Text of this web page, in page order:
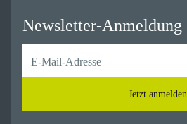
Newsletter-Anmeldung
Jetzt anmelden